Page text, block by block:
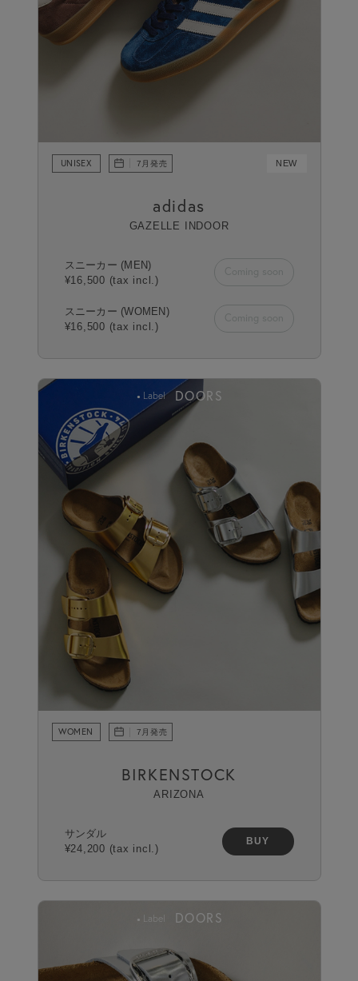
07 08 10 11
UNISEX 7月発売 NEW
adidas
GAZELLE INDOOR
スニーカー (MEN)
¥16,500 (tax incl.)
Coming soon
スニーカー (WOMEN)
¥16,500 (tax incl.)
Coming soon
Label DOORS
WOMEN 7月発売
BIRKENSTOCK
ARIZONA
サンダル
¥24,200 (tax incl.)
BUY
Label DOORS